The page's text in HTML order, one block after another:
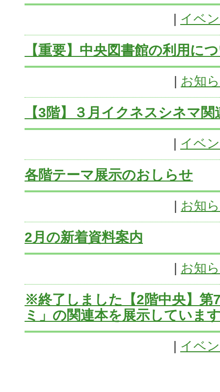
イベ
【重要】中央図書館の利用に
お知
【3階】３月イクネスシネマ
イベ
各階テーマ展示のおしらせ
お知
2月の新着資料案内
お知
※終了しました【2階中央】第
ミ」の関連本を展示していま
イベ